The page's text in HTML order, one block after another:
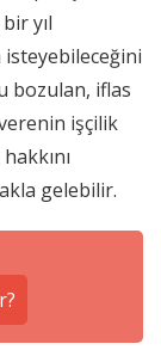
yıl
isteyebileceğini
bozulan, iflas
işçilik
gelebilir.